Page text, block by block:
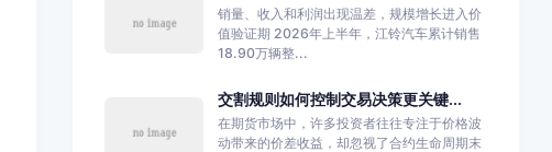
销量、收入和利润出现温差，规模增长进入价
值验证期 2026年上半年，江铃汽车累计销售
18.90万辆整...
交割规则如何控制交易决策更关键...
在期货市场中，许多投资者往往专注于价格波
动带来的价差收益，却忽视了合约生命周期末